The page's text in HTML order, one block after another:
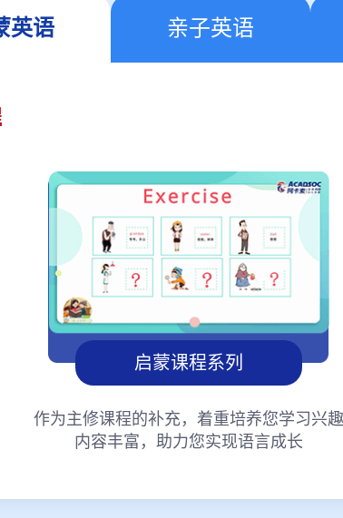
英语 亲子英语
启蒙课程系列
作为主修课程的补充，着重培养您学习兴趣
内容丰富，助力您实现语言成长